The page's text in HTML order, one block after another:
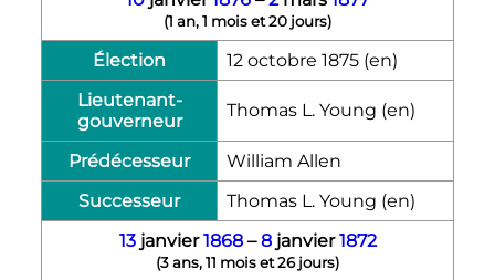
(1 an, 1 mois et 20 jours)
Élection 12 octobre 1875 (en)
Lieutenant-
gouverneur
Thomas L. Young (en)
Prédécesseur
William Allen
Successeur
Thomas L. Young (en)
13janvier1868–8janvier1872
(3 ans, 11 mois et 26 jours)